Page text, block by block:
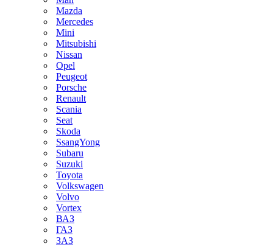
Mazda
Mercedes
Mini
Mitsubishi
Nissan
Opel
Peugeot
Porsche
Renault
Scania
Seat
Skoda
SsangYong
Subaru
Suzuki
Toyota
Volkswagen
Volvo
Vortex
ВАЗ
ГАЗ
ЗАЗ